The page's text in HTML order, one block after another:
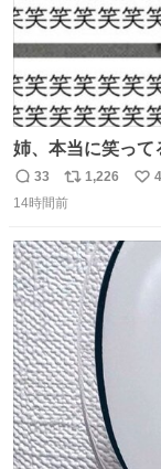
姉、本当に笑って
返
信
33
リ
ポ
ト
数
1,226
い
14時間前